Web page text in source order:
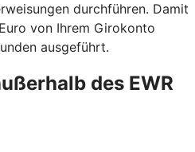
durchführen. Damit
von Ihrem Girokonto
ausgeführt.
des EWR